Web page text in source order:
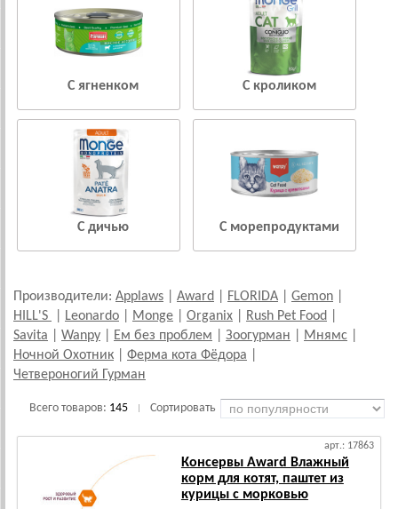
С ягненком С кроликом
С дичью С морепродуктами
Производители: Applaws Award FLORIDA Gemon
HILL'S
Leonardo Monge Organix Rush Pet Food
Savita
Wanpy Ем без проблем Зоогурман Мнямс
Ночной Охотник
Ферма кота Фёдора
Четвероногий Гурман
Всего товаров: 145 Сортировать
арт.: 17863
Консервы Award Влажный
корм для котят, паштет из
курицы с морковью